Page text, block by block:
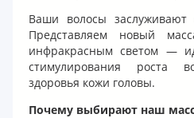
Ваши волосы заслуживают
Представляем новый
инфракрасным светом —
стимулирования роста
здоровья кожи головы.
Почему выбирают наш